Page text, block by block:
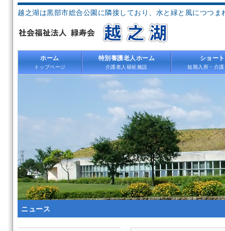
越之湖は黒部市総合公園に隣接しており、水と緑と風につつ
ホーム
トップページ
特別養護老人ホーム
介護老人福祉施設
ショー
短期入所・介
ニュース